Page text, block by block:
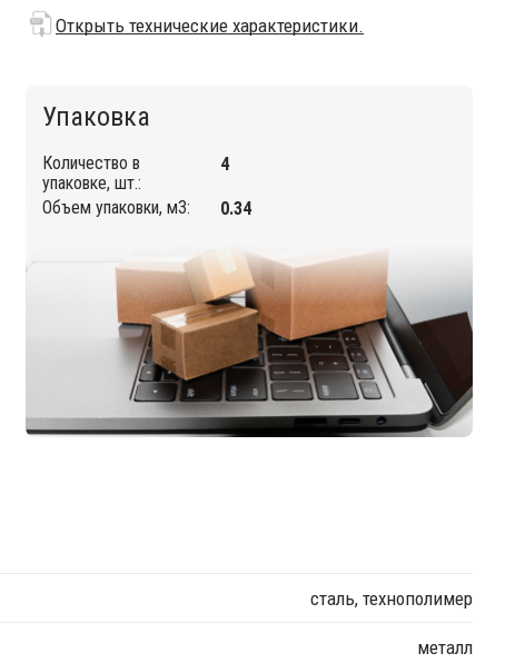
Открыть технические характеристики.
Упаковка
Количество в
упаковке, шт.:
4
Объем упаковки, м3: 0.34
сталь, технополимер
металл